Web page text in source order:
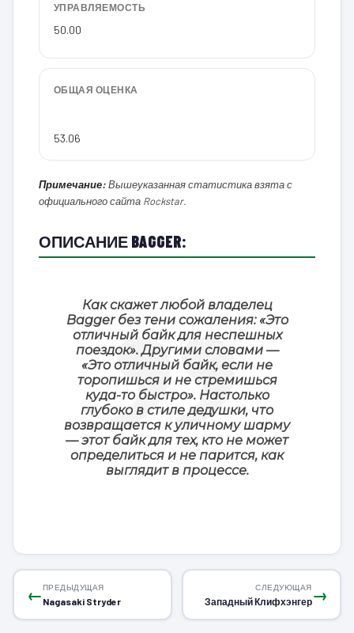
УПРАВЛЯЕМОСТЬ
50.00
ОБЩАЯ ОЦЕНКА
53.06
Примечание:Вышеуказанная статистика взята с
официального сайта Rockstar.
ОПИСАНИЕ BAGGER:
Как скажет любой владелец
Bagger без тени сожаления: «Это
отличный байк для неспешных
поездок». Другими словами —
«Это отличный байк, если не
торопишься и не стремишься
куда-то быстро». Настолько
глубоко в стиле дедушки, что
возвращается к уличному шарму
— этот байк для тех, кто не может
определиться и не парится, как
выглядит в процессе.
←ПРЕДЫДУЩАЯ
Nagasaki Stryder →
СЛЕДУЮЩАЯ
Западный Клифхэнгер